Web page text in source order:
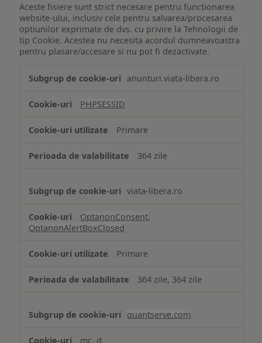
Aceste fisiere sunt strict necesare pentru functionarea
website-ului, inclusiv cele pentru salvarea/procesarea
optiunilor exprimate de dvs. cu privire la Tehnologii de
tip Cookie. Acestea nu necesita acordul dumneavoastra
pentru plasare/accesare si nu pot fi dezactivate.
de
Cookie
necesare
anunturi.viata-libera.ro
PHPSESSID
Primare
364 zile
viata-libera.ro
OptanonConsent,
OptanonAlertBoxClosed
Primare
364 zile, 364 zile
quantserve.com
mc, d